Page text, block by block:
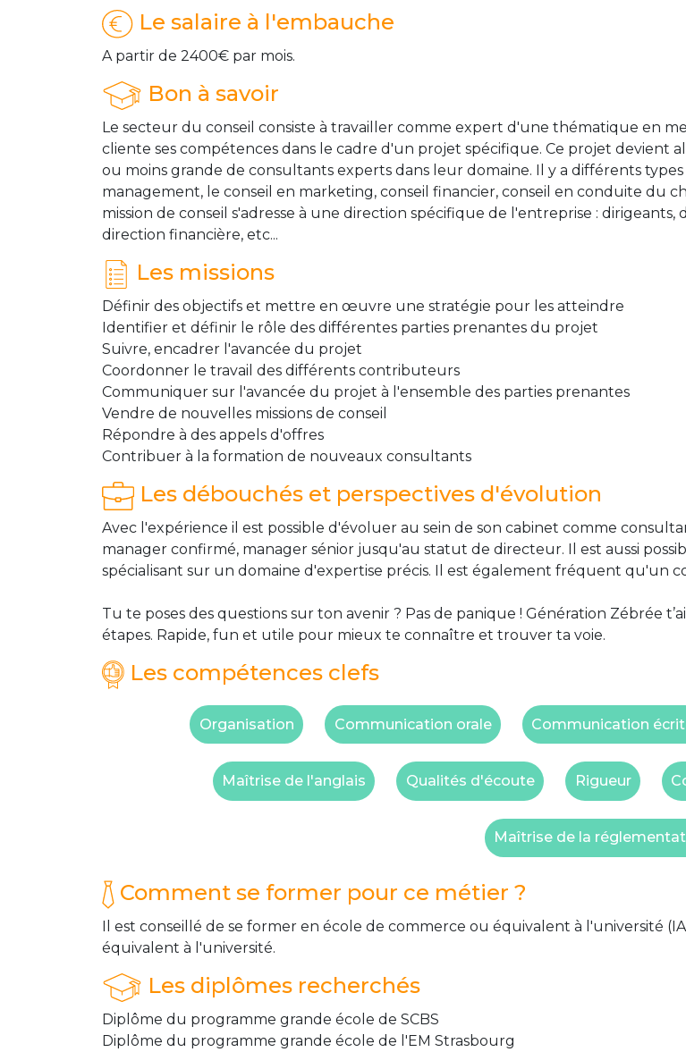
Le salaire à l'embauche
A partir de 2400€ par mois.
Bon à savoir
Le secteur du conseil consiste à travailler comme expert d'une thématique en
cliente ses compétences dans le cadre d'un projet spécifique. Ce projet devient
ou moins grande de consultants experts dans leur domaine. Il y a différents
management, le conseil en marketing, conseil financier, conseil en conduite du
mission de conseil s'adresse à une direction spécifique de l'entreprise :
direction financière, etc...
Les missions
Définir des objectifs et mettre en œuvre une stratégie pour les atteindre
Identifier et définir le rôle des différentes parties prenantes du projet
Suivre, encadrer l'avancée du projet
Coordonner le travail des différents contributeurs
Communiquer sur l'avancée du projet à l'ensemble des parties prenantes
Vendre de nouvelles missions de conseil
Répondre à des appels d'offres
Contribuer à la formation de nouveaux consultants
Les débouchés et perspectives d'évolution
Avec l'expérience il est possible d'évoluer au sein de son cabinet comme
manager confirmé, manager sénior jusqu'au statut de directeur. Il est aussi
spécialisant sur un domaine d'expertise précis. Il est également fréquent qu'un
Tu te poses des questions sur ton avenir ? Pas de panique ! Génération Zébrée
étapes. Rapide, fun et utile pour mieux te connaître et trouver ta voie.
Les compétences clefs
Organisation Communication orale Communication
Maîtrise de l'anglais Qualités d'écoute Rigueur
Maîtrise de la
Comment se former pour ce métier ?
Il est conseillé de se former en école de commerce ou équivalent à l'université
équivalent à l'université.
Les diplômes recherchés
Diplôme du programme grande école de SCBS
Diplôme du programme grande école de l'EM Strasbourg